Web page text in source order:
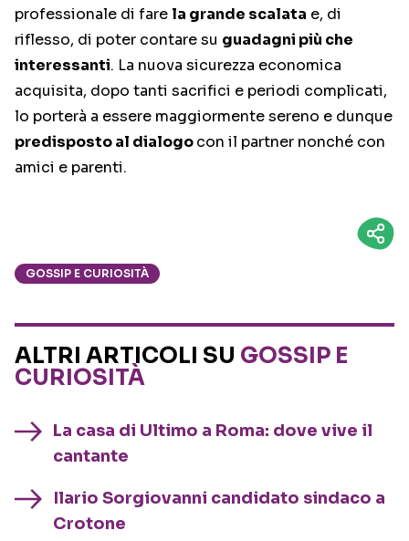
professionale di fare la grande scalata e, di
riflesso, di poter contare su guadagni più che
interessanti. La nuova sicurezza economica
acquisita, dopo tanti sacrifici e periodi complicati,
lo porterà a essere maggiormente sereno e dunque
predisposto al dialogocon il partner nonché con
amici e parenti.
GOSSIP E CURIOSITÀ
ALTRI ARTICOLI SU GOSSIP E
CURIOSITÀ
La casa di Ultimo a Roma: dove vive il
cantante
Ilario Sorgiovanni candidato sindaco a
Crotone